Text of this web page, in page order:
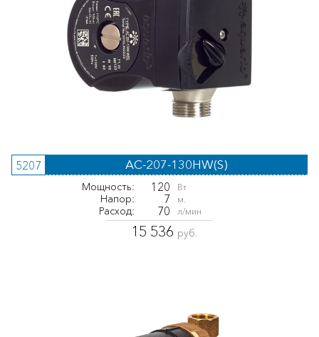
5207 AC-207-130HW(S)
Мощность: 120 Вт
Напор: 7 м.
Расход: 70 л/мин
15 536 руб.